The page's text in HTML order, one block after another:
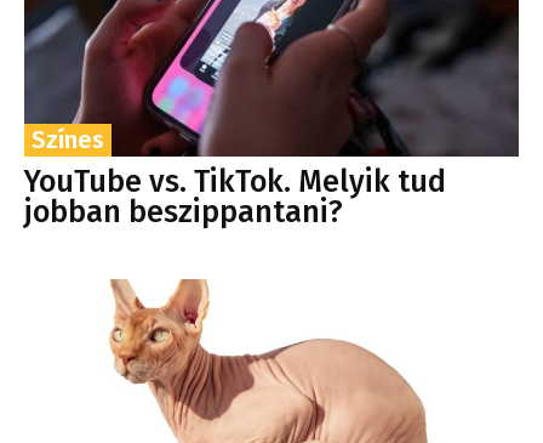
Színes
YouTube vs. TikTok. Melyik tud
jobban beszippantani?